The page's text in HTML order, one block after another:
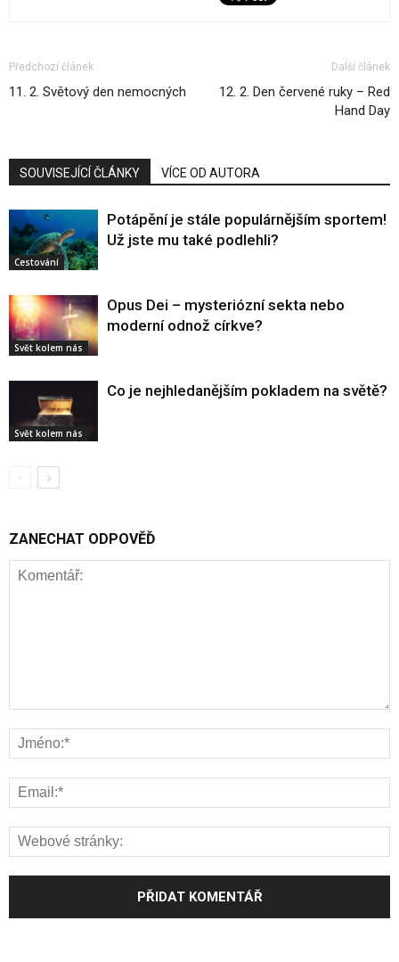
Předchozí článek
11. 2. Světový den nemocných
Další článek
12. 2. Den červené ruky – Red
Hand Day
SOUVISEJÍCÍ ČLÁNKY VÍCE OD AUTORA
Cestování
Potápění je stále populárnějším sportem!
Už jste mu také podlehli?
Svět kolem nás
Opus Dei – mysteriózní sekta nebo
moderní odnož církve?
Svět kolem nás
Co je nejhledanějším pokladem na světě?
ZANECHAT ODPOVĚĎ